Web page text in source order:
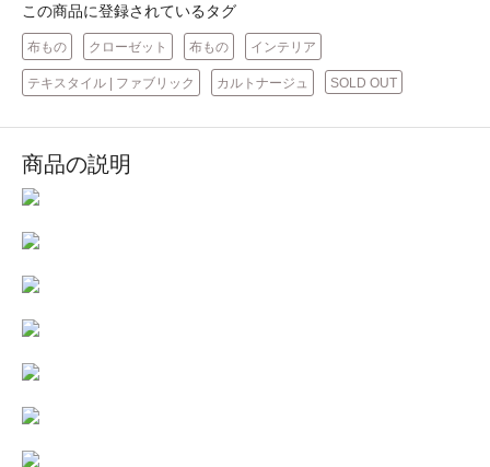
この商品に登録されているタグ
布もの クローゼット 布もの インテリア
テキスタイル | ファブリック カルトナージュ SOLD OUT
商品の説明